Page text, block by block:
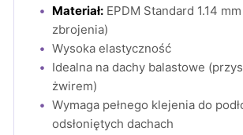
Materiał: EPDM Standard 1.14
zbrojenia)
Wysoka elastyczność
Idealna na dachy balastowe
żwirem)
Wymaga pełnego klejenia do
odsłoniętych dachach